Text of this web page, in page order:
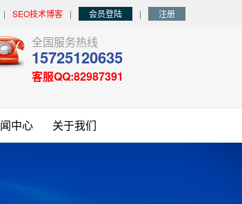
| SEO技术博客 | 会员登陆 | 注册
全国服务热线
15725120635
客服QQ:82987391
中心 关于我们